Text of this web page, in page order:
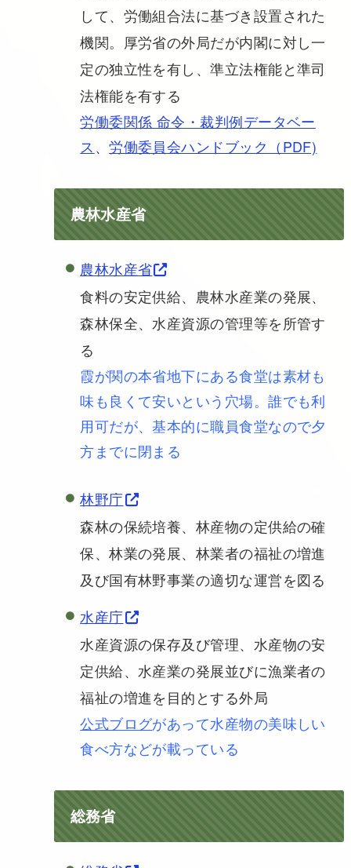
して、労働組合法に基づき設置された
機関。厚労省の外局だが内閣に対し一
定の独立性を有し、準立法権能と準司
法権能を有する
労働委関係 命令・裁判例データベー
ス、労働委員会ハンドブック（PDF)
農林水産省
農林水産省
食料の安定供給、農林水産業の発展、
森林保全、水産資源の管理等を所管す
る
霞が関の本省地下にある食堂は素材も
味も良くて安いという穴場。誰でも利
用可だが、基本的に職員食堂なので夕
方までに閉まる
林野庁
森林の保続培養、林産物の定供給の確
保、林業の発展、林業者の福祉の増進
及び国有林野事業の適切な運営を図る
水産庁
水産資源の保存及び管理、水産物の安
定供給、水産業の発展並びに漁業者の
福祉の増進を目的とする外局
公式ブログがあって水産物の美味しい
食べ方などが載っている
総務省